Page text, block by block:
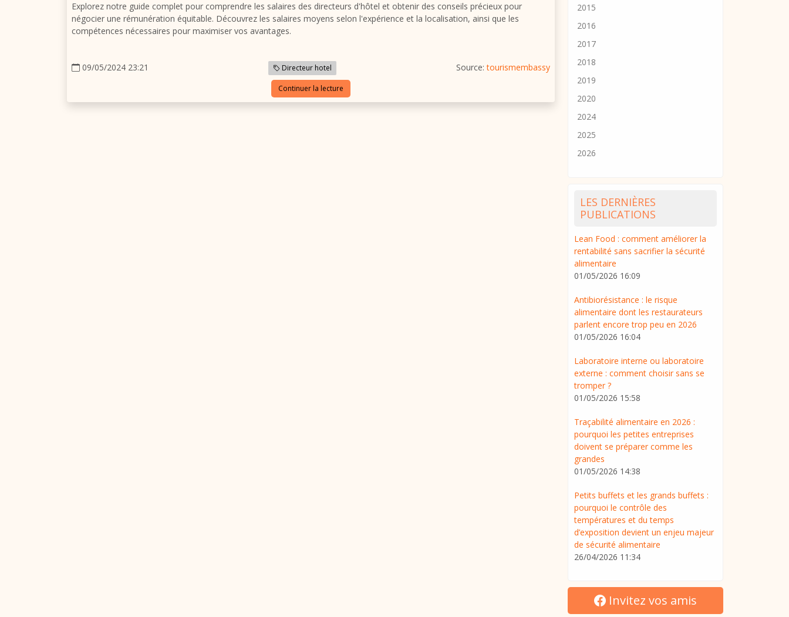
Explorez notre guide complet pour comprendre les salaires des directeurs d'hôtel et obtenir des conseils précieux pour
négocier une rémunération équitable. Découvrez les salaires moyens selon l'expérience et la localisation, ainsi que les
compétences nécessaires pour maximiser vos avantages.
09/05/2024 23:21 Directeur hotel Source:tourismembassy
Continuer la lecture
2015
2016
2017
2018
2019
2020
2024
2025
2026
LES DERNIÈRES
PUBLICATIONS
Lean Food : comment améliorer la
rentabilité sans sacrifier la sécurité
alimentaire
01/05/2026 16:09
Antibiorésistance : le risque
alimentaire dont les restaurateurs
parlent encore trop peu en 2026
01/05/2026 16:04
Laboratoire interne ou laboratoire
externe : comment choisir sans se
tromper ?
01/05/2026 15:58
Traçabilité alimentaire en 2026 :
pourquoi les petites entreprises
doivent se préparer comme les
grandes
01/05/2026 14:38
Petits buffets et les grands buffets :
pourquoi le contrôle des
températures et du temps
d’exposition devient un enjeu majeur
de sécurité alimentaire
26/04/2026 11:34
Invitez vos amis